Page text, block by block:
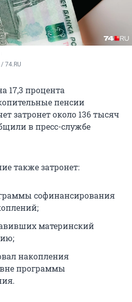
74.RU
17,3 процента
пенсии
затронет около 136 тысяч
в пресс-службе
также затронет:
софинансирования
материнский
накопления
программы